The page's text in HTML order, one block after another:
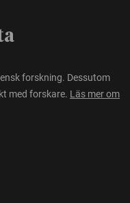
forskning. Dessutom
med forskare. Läs mer om